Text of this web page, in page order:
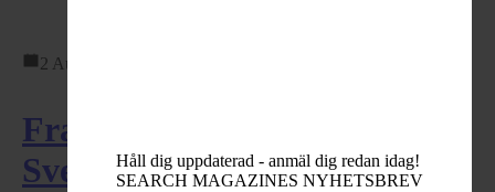
2 Aug
Framgångar på hemmaplan:
Svensk dominans i ILCA ...
Håll dig uppdaterad - anmäl dig redan idag!
SEARCH MAGAZINES NYHETSBREV